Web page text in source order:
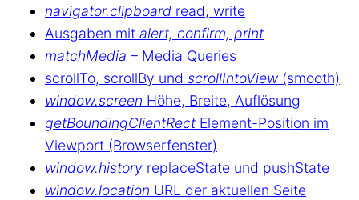
navigator.clipboard read, write
Ausgaben mit alert, confirm, print
matchMedia – Media Queries
scrollTo, scrollBy und scrollIntoView (smooth)
window.screen Höhe, Breite, Auflösung
getBoundingClientRect Element-Position im
Viewport (Browserfenster)
window.history replaceState und pushState
window.location URL der aktuellen Seite